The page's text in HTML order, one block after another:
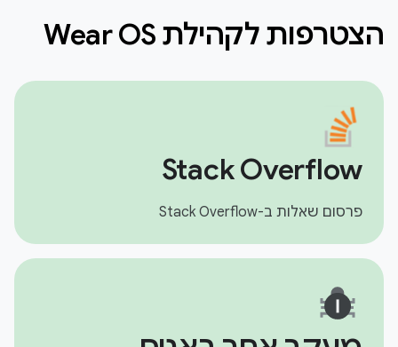
הצטרפות לקהילת Wear OS
Stack Overflow
פרסום שאלות ב-Stack Overflow